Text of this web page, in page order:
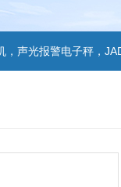
电子秤，JADEVER杰特